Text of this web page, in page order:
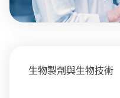
生物製劑與生物技術